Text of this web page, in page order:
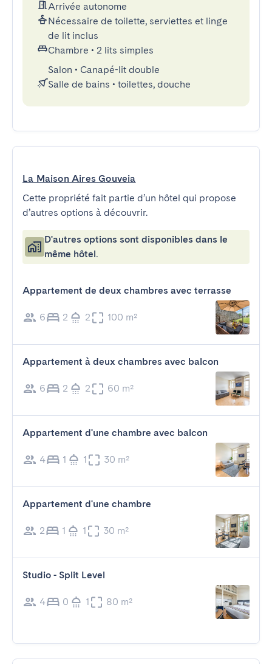
Arrivée autonome
Nécessaire de toilette, serviettes et linge
de lit inclus
Chambre • 2 lits simples
Salon • Canapé-lit double
Salle de bains • toilettes, douche
La Maison Aires Gouveia
Cette propriété fait partie d’un hôtel qui propose
d’autres options à découvrir.
D'autres options sont disponibles dans le
même hôtel.
Appartement de deux chambres avec terrasse
6 2 2 100 m²
Appartement à deux chambres avec balcon
6 2 2 60 m²
Appartement d'une chambre avec balcon
4 1 1 30 m²
Appartement d'une chambre
2 1 1 30 m²
Studio - Split Level
4 0 1 80 m²